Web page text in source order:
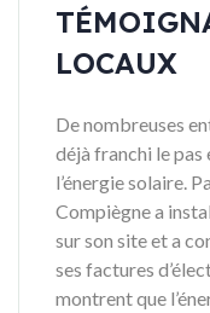
LOCAUX
De nombreuses
déjà franchi le
l’énergie solaire.
Compiègne a
sur son site et a
ses factures
montrent que